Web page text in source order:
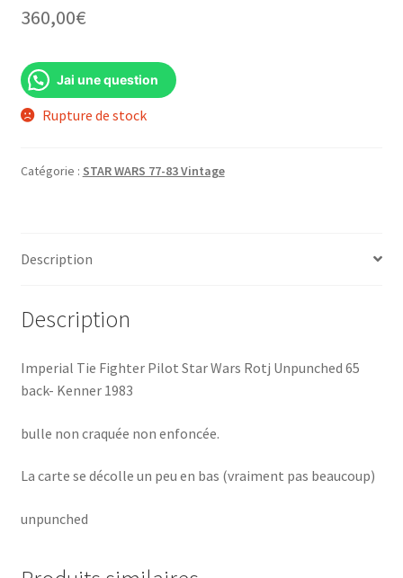
360,00€
Jai une question
Rupture de stock
Catégorie : STAR WARS 77-83 Vintage
Description
Description
Imperial Tie Fighter Pilot Star Wars Rotj Unpunched 65
back- Kenner 1983
bulle non craquée non enfoncée.
La carte se décolle un peu en bas (vraiment pas beaucoup)
unpunched